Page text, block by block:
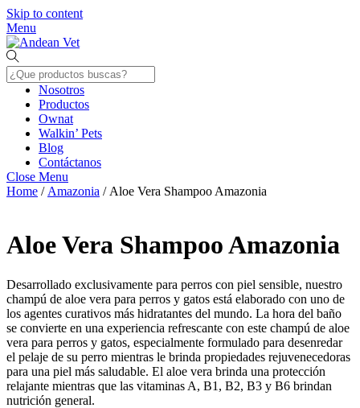
Skip to content
Menu
Nosotros
Productos
Ownat
Walkin’ Pets
Blog
Contáctanos
Close Menu
Home / Amazonia / Aloe Vera Shampoo Amazonia
Aloe Vera Shampoo Amazonia
Desarrollado exclusivamente para perros con piel sensible, nuestro
champú de aloe vera para perros y gatos está elaborado con uno de
los agentes curativos más hidratantes del mundo. La hora del baño
se convierte en una experiencia refrescante con este champú de aloe
vera para perros y gatos, especialmente formulado para desenredar
el pelaje de su perro mientras le brinda propiedades rejuvenecedoras
para una piel más saludable. El aloe vera brinda una protección
relajante mientras que las vitaminas A, B1, B2, B3 y B6 brindan
nutrición general.